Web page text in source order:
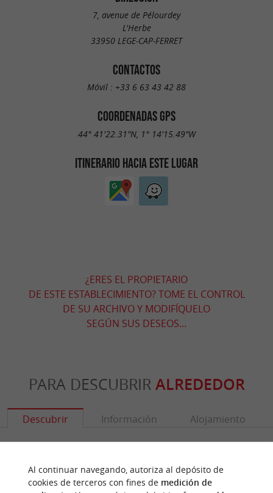
7, avenue de Pélourdey
L'Herbe
33950 LEGE-CAP-FERRET
CONTACTOS
Móvil : +33 6 63 43 42 88
COORDENADAS GPS
44° 41'22.31"N, 1° 14'15.49"W
ITINERARIO HACIA ESTE LUGAR
¿ERES EL PROPIETARIO
DE ESTE ESTABLECIMIENTO? TOME EL CONTROL
DE SU ARCHIVO Y MODIFÍQUELO
SEGÚN SUS DESEOS...
PARA DESCUBRIR ALREDEDOR
Descubrir Información Alojamiento
Al continuar navegando, autoriza al depósito de
cookies de terceros con fines de medición de